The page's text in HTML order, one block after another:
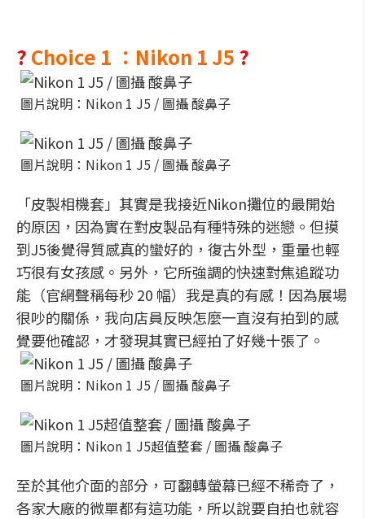
? Choice 1 ：Nikon 1 J5 ?
圖片說明：Nikon 1 J5 / 圖攝 酸鼻子
圖片說明：Nikon 1 J5 / 圖攝 酸鼻子
「皮製相機套」其實是我接近Nikon攤位的最開始
的原因，因為實在對皮製品有種特殊的迷戀。但摸
到J5後覺得質感真的蠻好的，復古外型，重量也輕
巧很有女孩感。另外，它所強調的快速對焦追蹤功
能（官網聲稱每秒 20 幅）我是真的有感！因為展場
很吵的關係，我向店員反映怎麼一直沒有拍到的感
覺要他確認，才發現其實已經拍了好幾十張了。
圖片說明：Nikon 1 J5 / 圖攝 酸鼻子
圖片說明：Nikon 1 J5超值整套 / 圖攝 酸鼻子
至於其他介面的部分，可翻轉螢幕已經不稀奇了，
各家大廠的微單都有這功能，所以說要自拍也就容